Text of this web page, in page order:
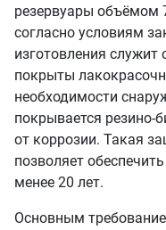
резервуары объёмом
согласно условиям
изготовления
покрыты
необходимости
покрывается резино-
от коррозии. Такая
позволяет
менее 20 лет.
Основным